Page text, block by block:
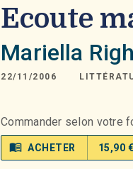
Ecoute
Mariella
22/11/2006
Commander selon votre
menu_book ACHETER 15,90 €